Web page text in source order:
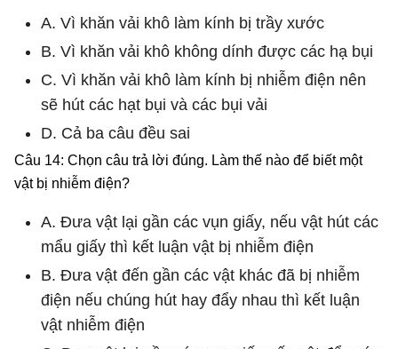
A. Vì khăn vải khô làm kính bị trầy xước
B. Vì khăn vải khô không dính được các hạ bụi
C. Vì khăn vải khô làm kính bị nhiễm điện nên
sẽ hút các hạt bụi và các bụi vải
D. Cả ba câu đều sai
Câu 14: Chọn câu trả lời đúng. Làm thế nào để biết một
vật bị nhiễm điện?
A. Đưa vật lại gần các vụn giấy, nếu vật hút các
mẩu giấy thì kết luận vật bị nhiễm điện
B. Đưa vật đến gần các vật khác đã bị nhiễm
điện nếu chúng hút hay đẩy nhau thì kết luận
vật nhiễm điện